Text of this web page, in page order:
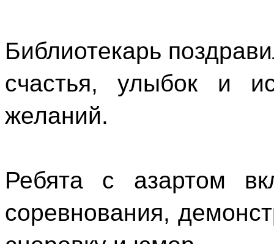
Библиотекарь
счастья, улыбок и
желаний.
Ребята с азартом
соревнования,